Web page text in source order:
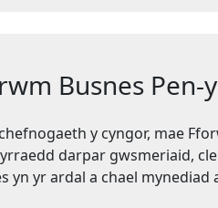
Busnes
y cyngor, mae
darpar gwsmeriaid,
yn yr ardal a chael